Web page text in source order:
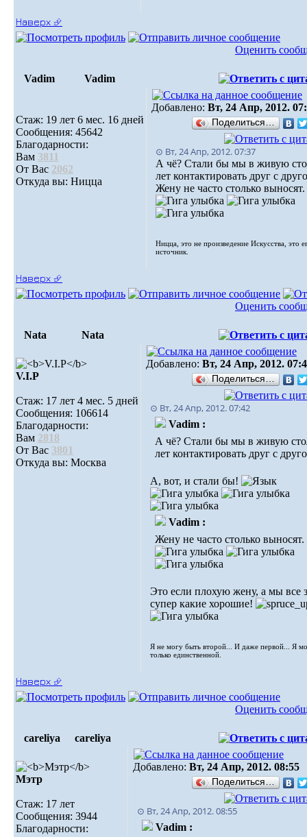
Наверх ⮵
Оценить
Vadim Vadim
Стаж: 19 лет 6 мес. 16 дней
Сообщения: 45642
Благодарности:
Вам 3811
От Вас 2062
Откуда вы: Ницца
Добавлено: Вт, 24 Апр, 2012.
Поделиться…
⊙ Вт, 24 Апр, 2012. 07:37
А чё? Стали бы мы в живую
лет контактировать друг с
Жену не часто столько выносят.
Ницца, это не произведение Искусства, это
источник.
Наверх ⮵
Оценить
Nata Nata
V.I.Р
Стаж: 17 лет 4 мес. 5 дней
Сообщения: 106614
Благодарности:
Вам 2818
От Вас 3801
Откуда вы: Москва
Добавлено: Вт, 24 Апр, 2012.
Поделиться…
⊙ Вт, 24 Апр, 2012. 07:42
Vadim :
А чё? Стали бы мы в живую
лет контактировать друг с
А, вот, и стали бы!
Vadim :
Жену не часто столько выносят.
Это если плохую жену, а мы все
супер какие хорошие!
Я не могу быть второй... И даже первой... Я
только единственной.
Наверх ⮵
Оценить
careliya careliya
Мэтр
Стаж: 17 лет
Сообщения: 3944
Благодарности:
Добавлено: Вт, 24 Апр, 2012. 08:55
Поделиться…
⊙ Вт, 24 Апр, 2012. 08:55
Vadim :